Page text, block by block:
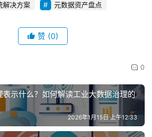
解决方案
元数据资产盘点
赞 (0)
0
表示什么？如何解读工业大数据治理的
2026年1月15日 上午12:33